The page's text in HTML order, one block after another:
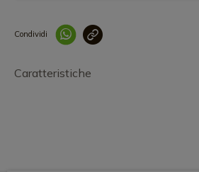
Condividi
Caratteristiche